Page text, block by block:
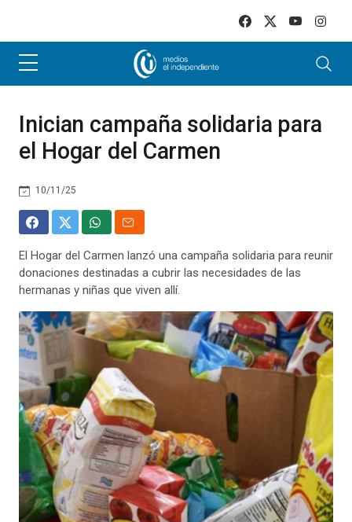
Inician campaña solidaria para
el Hogar del Carmen
10/11/25
El Hogar del Carmen lanzó una campaña solidaria para reunir
donaciones destinadas a cubrir las necesidades de las
hermanas y niñas que viven allí.